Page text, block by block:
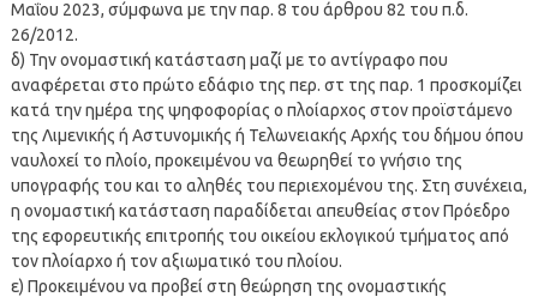
Μαΐου 2023, σύμφωνα με την παρ. 8 του άρθρου 82 του π.δ.
26/2012.
δ) Την ονομαστική κατάσταση μαζί με το αντίγραφο που
αναφέρεται στο πρώτο εδάφιο της περ. στ της παρ. 1 προσκομίζει
κατά την ημέρα της ψηφοφορίας ο πλοίαρχος στον προϊστάμενο
της Λιμενικής ή Αστυνομικής ή Τελωνειακής Αρχής του δήμου όπου
ναυλοχεί το πλοίο, προκειμένου να θεωρηθεί το γνήσιο της
υπογραφής του και το αληθές του περιεχομένου της. Στη συνέχεια,
η ονομαστική κατάσταση παραδίδεται απευθείας στον Πρόεδρο
της εφορευτικής επιτροπής του οικείου εκλογικού τμήματος από
τον πλοίαρχο ή τον αξιωματικό του πλοίου.
ε) Προκειμένου να προβεί στη θεώρηση της ονομαστικής